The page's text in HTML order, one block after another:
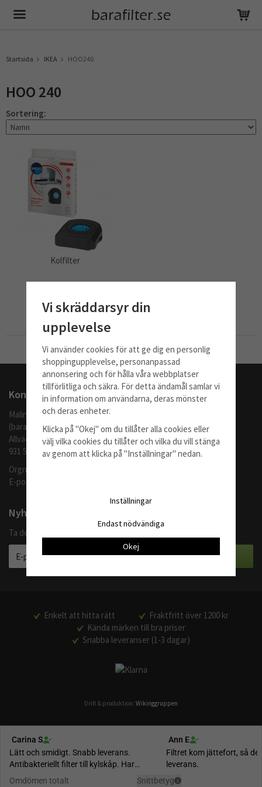
Startsida IKEA HOO240
HOO 240
Sortering:
Kolfilter
Info Köp
Till Kassan
Kontakta oss
Malingo AB
(barafilter.se)
Allvädersgränd 35
931 52 SKELLEFTEÅ
Orgnr: 559062-1370
E-post:
Nyhetsbrev
Ta del av våra bästa erbjudanden och produktnyheter
Enkelt att hitta rätt
Fraktfritt över 1200 kr
Kända märken till bra priser
Snabba leveranser (1-3 dagar)
Drift & produktion: Wikinggruppen
Vi skräddarsyr din
upplevelse
Vi använder cookies för att ge dig en personlig
shoppingupplevelse, personanpassad
annonsering och för hålla våra webbplatser
tillförlitliga och säkra. För detta ändamål samlar vi
in information om användarna, deras mönster
och deras enheter.
Klicka på "Okej" om du tillåter alla cookies eller
välj vilka cookies du tillåter och vilka du vill stänga
av genom att klicka på "Inställningar" nedan.
Inställningar
Endast nödvändiga
Okej